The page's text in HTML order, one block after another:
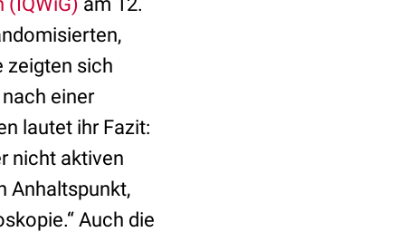
zeigten sich
einer
lautet ihr Fazit:
nicht aktiven
Anhaltspunkt,
Auch die